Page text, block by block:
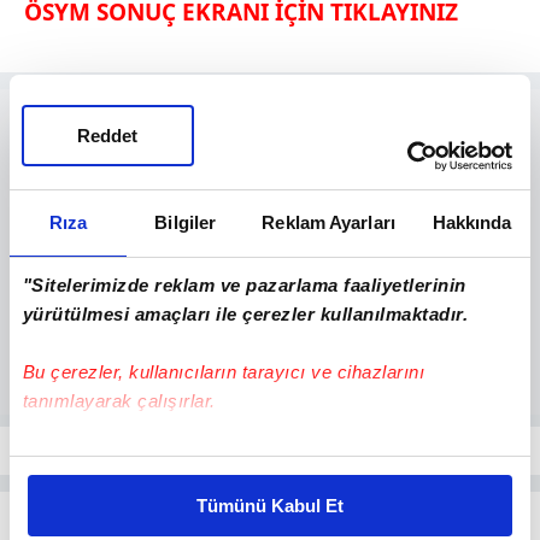
Rıza Bilgiler Reklam Ayarları Hakkında
"Sitelerimizde reklam ve pazarlama faaliyetlerinin
yürütülmesi amaçları ile çerezler kullanılmaktadır.
Bu çerezler, kullanıcıların tarayıcı ve cihazlarını
tanımlayarak çalışırlar.
Bu çerezlere izin vermeniz halinde sizlere özel
daha iyi reklam deneyimi yaşatabiliriz. Bunu yaparken
Tümünü Kabul Et
Reddet
ÖSYM SONUÇ EKRANI İÇİN TIKLAYINIZ